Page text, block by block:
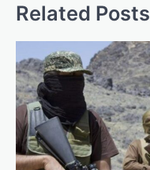
Related Posts